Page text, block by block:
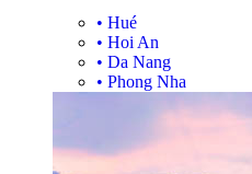
• Hué
• Hoi An
• Da Nang
• Phong Nha